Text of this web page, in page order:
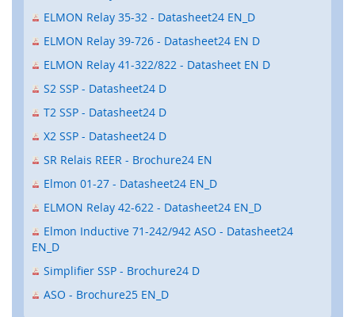
e
r
e
s
s
c
h
l
t
r
(
Z
u
h
ELMON Relay 35-32 - Datasheet24 EN_D
ELMON Relay 39-726 - Datasheet24 EN D
ELMON Relay 41-322/822 - Datasheet EN D
S2 SSP - Datasheet24 D
T2 SSP - Datasheet24 D
X2 SSP - Datasheet24 D
SR Relais REER - Brochure24 EN
Elmon 01-27 - Datasheet24 EN_D
ELMON Relay 42-622 - Datasheet24 EN_D
Elmon Inductive 71-242/942 ASO - Datasheet24
EN_D
Simplifier SSP - Brochure24 D
ASO - Brochure25 EN_D